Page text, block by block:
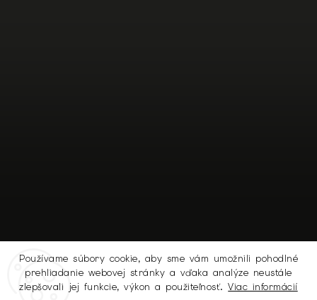
Používame súbory cookie, aby sme vám umožnili pohodlné
prehliadanie webovej stránky a vďaka analýze neustále
zlepšovali jej funkcie, výkon a použiteľnosť.Viac informácií
Sledovať na Instagrame